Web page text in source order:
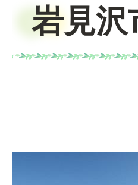
岩見沢